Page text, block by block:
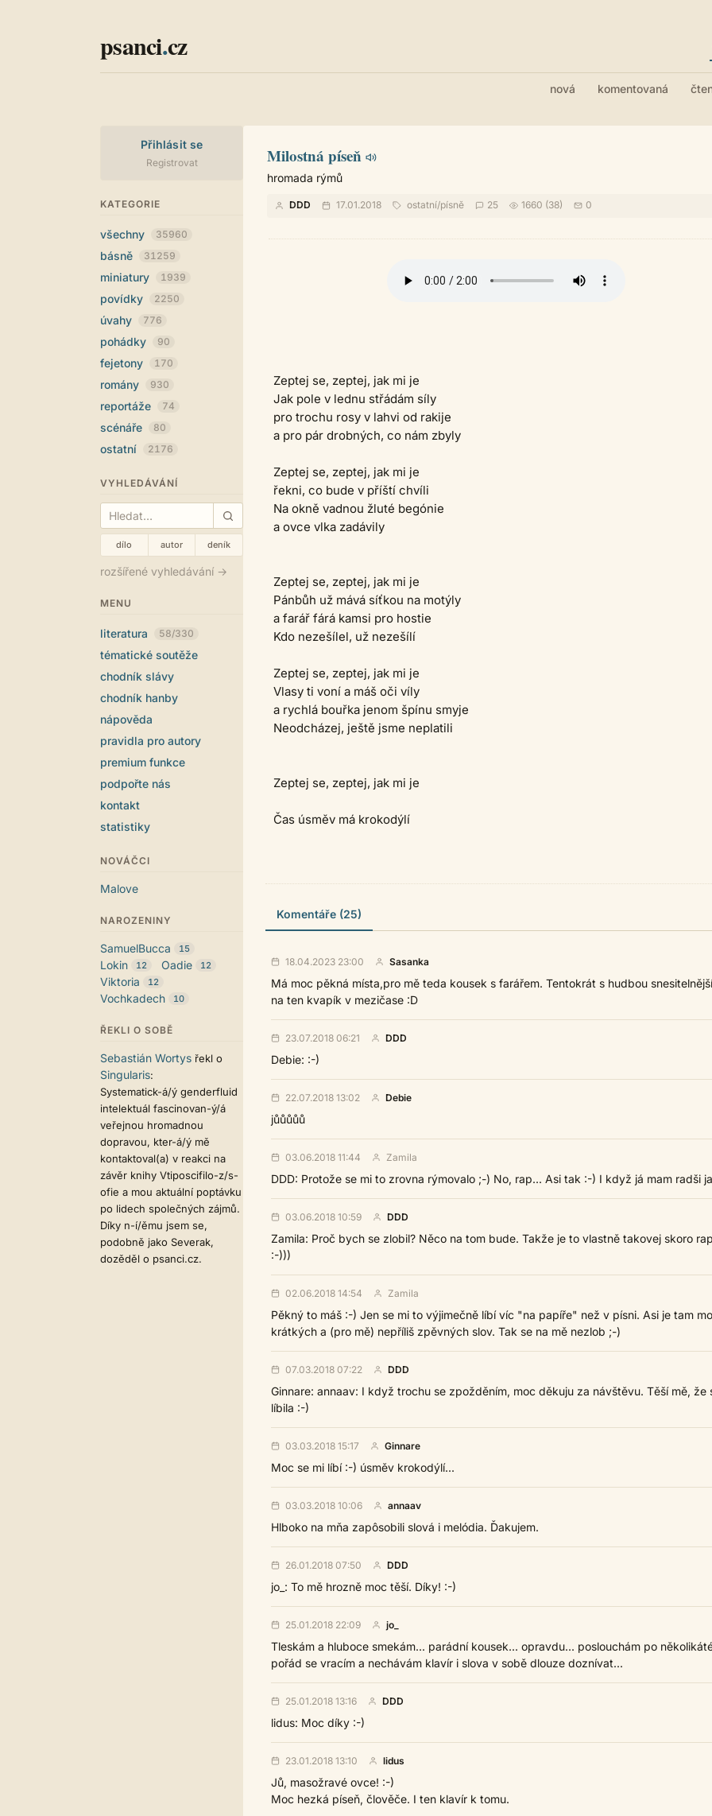
psanci.cz
nová komentovaná
Přihlásit se
Registrovat
KATEGORIE
všechny 35960
básně 31259
miniatury 1939
povídky 2250
úvahy 776
pohádky 90
fejetony 170
romány 930
reportáže 74
scénáře 80
ostatní 2176
VYHLEDÁVÁNÍ
dílo autor deník
rozšířené vyhledávání →
MENU
literatura 58/330
tématické soutěže
chodník slávy
chodník hanby
nápověda
pravidla pro autory
premium funkce
podpořte nás
kontakt
statistiky
NOVÁČCI
Malove
NAROZENINY
SamuelBucca 15
Lokin 12 Oadie 12
Viktoria 12
Vochkadech 10
ŘEKLI O SOBĚ
Sebastián Wortys řekl o
Singularis:
Systematick-á/ý genderfluid
intelektuál fascinovan-ý/á
veřejnou hromadnou
dopravou, kter-á/ý mě
kontaktoval(a) v reakci na
závěr knihy Vtiposcifilo-z/s-
ofie a mou aktuální poptávku
po lidech společných zájmů.
Díky n-í/ěmu jsem se,
podobně jako Severak,
dozěděl o psanci.cz.
Milostná píseň
hromada rýmů
DDD 17.01.2018 ostatní/písně 25 1660 (38) 0
Zeptej se, zeptej, jak mi je
Jak pole v lednu střádám síly
pro trochu rosy v lahvi od rakije
a pro pár drobných, co nám zbyly
Zeptej se, zeptej, jak mi je
řekni, co bude v příští chvíli
Na okně vadnou žluté begónie
a ovce vlka zadávily
Zeptej se, zeptej, jak mi je
Pánbůh už mává síťkou na motýly
a farář fárá kamsi pro hostie
Kdo nezešílel, už nezešílí
Zeptej se, zeptej, jak mi je
Vlasy ti voní a máš oči víly
a rychlá bouřka jenom špínu smyje
Neodcházej, ještě jsme neplatili
Zeptej se, zeptej, jak mi je
Čas úsměv má krokodýlí
Komentáře (25)
18.04.2023 23:00 Sasanka
Má moc pěkná místa,pro mě teda kousek s farářem. Tentokrát s hudbou
na ten kvapík v mezičase :D
23.07.2018 06:21 DDD
Debie: :-)
22.07.2018 13:02 Debie
jůůůůů
03.06.2018 11:44 Zamila
DDD: Protože se mi to zrovna rýmovalo ;-) No, rap... Asi tak :-) I když já mam radši
03.06.2018 10:59 DDD
Zamila: Proč bych se zlobil? Něco na tom bude. Takže je to vlastně takovej skoro
:-)))
02.06.2018 14:54 Zamila
Pěkný to máš :-) Jen se mi to výjimečně líbí víc "na papíře" než v písni. Asi je tam
krátkých a (pro mě) nepříliš zpěvných slov. Tak se na mě nezlob ;-)
07.03.2018 07:22 DDD
Ginnare: annaav: I když trochu se zpožděním, moc děkuju za návštěvu. Těší mě, že
líbila :-)
03.03.2018 15:17 Ginnare
Moc se mi líbí :-) úsměv krokodýlí...
03.03.2018 10:06 annaav
Hlboko na mňa zapôsobili slová i melódia. Ďakujem.
26.01.2018 07:50 DDD
jo_: To mě hrozně moc těší. Díky! :-)
25.01.2018 22:09 jo_
Tleskám a hluboce smekám... parádní kousek... opravdu... poslouchám po
pořád se vracím a nechávám klavír i slova v sobě dlouze doznívat...
25.01.2018 13:16 DDD
lidus: Moc díky :-)
23.01.2018 13:10 lidus
Jů, masožravé ovce! :-)
Moc hezká píseň, člověče. I ten klavír k tomu.